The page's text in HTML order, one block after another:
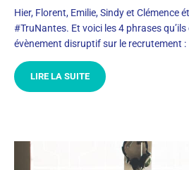
Hier, Florent, Emilie, Sindy et Clémence
#TruNantes. Et voici les 4 phrases
évènement disruptif sur le recrutement :
LIRE LA SUITE